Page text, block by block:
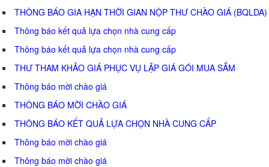
THÔNG BÁO GIA HẠN THỜI GIAN NỘP THƯ CHÀO GIÁ (BQLDA)
Thông báo kết quả lựa chọn nhà cung cấp
Thông báo kết quả lựa chọn nhà cung cấp
THƯ THAM KHẢO GIÁ PHỤC VỤ LẬP GIÁ GÓI MUA SẮM
Thông báo mời chào giá
THÔNG BÁO MỜI CHÀO GIÁ
THÔNG BÁO KẾT QUẢ LỰA CHỌN NHÀ CUNG CẤP
Thông báo mời chào giá
Thông báo mời chào giá